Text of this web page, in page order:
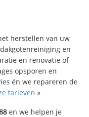
herstellen van uw
en
en renovatie of
opsporen en
én we repareren de
tarieven »
en we helpen je